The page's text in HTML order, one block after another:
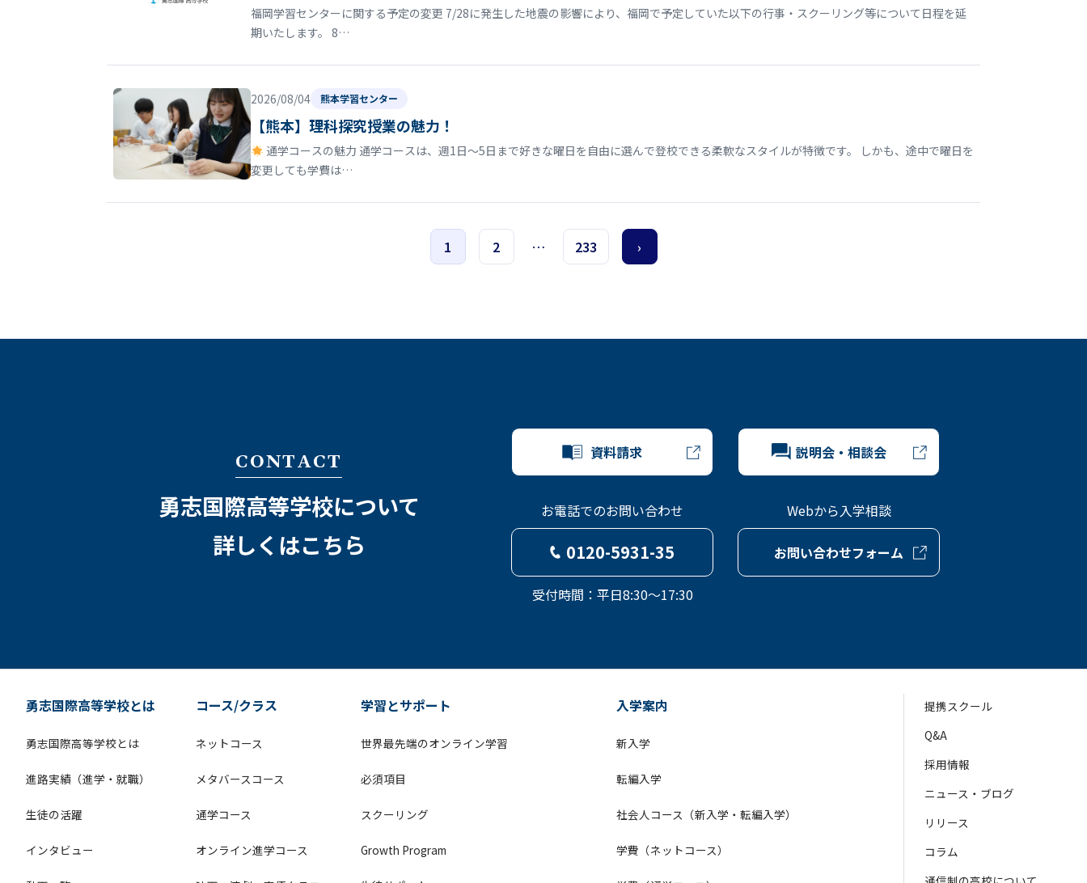
福岡学習センターに関する予定の変更 7/28に発生した地震の影響により、福岡で予定していた以下の行事・スクーリング等について日程を延
期いたします。 8…
2026/08/04 熊本学習センター
【熊本】理科探究授業の魅力！
通学コースの魅力 通学コースは、週1日〜5日まで好きな曜日を自由に選んで登校できる柔軟なスタイルが特徴です。 しかも、途中で曜日を
変更しても学費は…
1 2 … 233 ›
CONTACT
勇志国際高等学校について
詳しくはこちら
資料請求 説明会・相談会
お電話でのお問い合わせ
0120-5931-35
受付時間：平日8:30～17:30
Webから入学相談
お問い合わせフォーム
勇志国際高等学校とは
勇志国際高等学校とは
進路実績（進学・就職）
生徒の活躍
インタビュー
コース/クラス
ネットコース
メタバースコース
通学コース
オンライン進学コース
学習とサポート
世界最先端のオンライン学習
必須項目
スクーリング
Growth Program
入学案内
新入学
転編入学
社会人コース（新入学・転編入学）
学費（ネットコース）
提携スクール
Q&A
採用情報
ニュース・ブログ
リリース
コラム